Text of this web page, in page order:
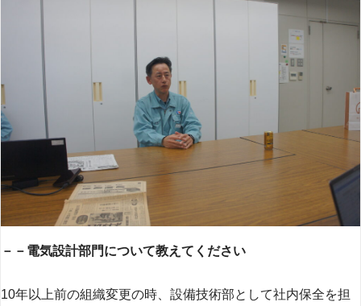
－－電気設計部門について教えてください
10年以上前の組織変更の時、設備技術部として社内保全を担